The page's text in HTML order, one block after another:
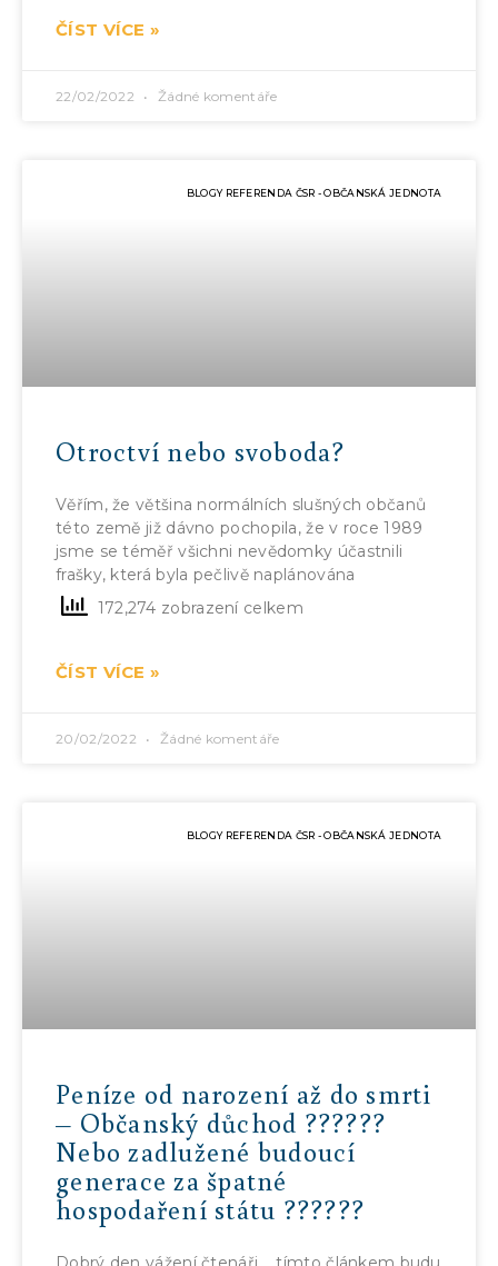
ČÍST VÍCE »
22/02/2022 Žádné komentáře
BLOGY REFERENDA ČSR - OBČANSKÁ JEDNOTA
Otroctví nebo svoboda?
Věřím, že většina normálních slušných občanů
této země již dávno pochopila, že v roce 1989
jsme se téměř všichni nevědomky účastnili
frašky, která byla pečlivě naplánována
172,274 zobrazení celkem
ČÍST VÍCE »
20/02/2022 Žádné komentáře
BLOGY REFERENDA ČSR - OBČANSKÁ JEDNOTA
Peníze od narození až do smrti
– Občanský důchod ??????
Nebo zadlužené budoucí
generace za špatné
hospodaření státu ??????